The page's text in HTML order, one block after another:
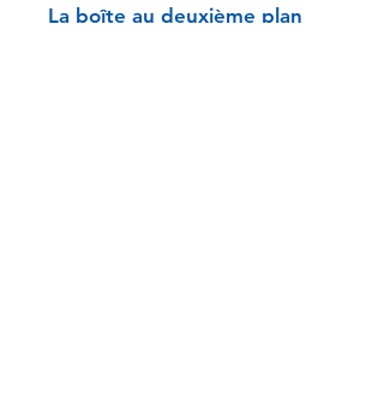
La boîte au deuxième plan